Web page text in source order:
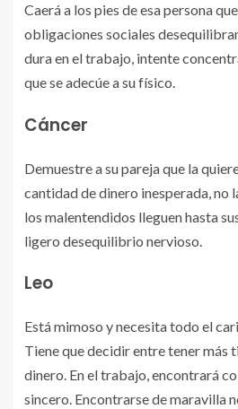
Caerá a los pies de esa persona
obligaciones sociales
dura en el trabajo, intente
que se adecúe a su físico.
Cáncer
Demuestre a su pareja que la
cantidad de dinero inesperada, no
los malentendidos lleguen hasta
ligero desequilibrio nervioso.
Leo
Está mimoso y necesita todo el
Tiene que decidir entre tener más
dinero. En el trabajo, encontrará
sincero. Encontrarse de maravilla